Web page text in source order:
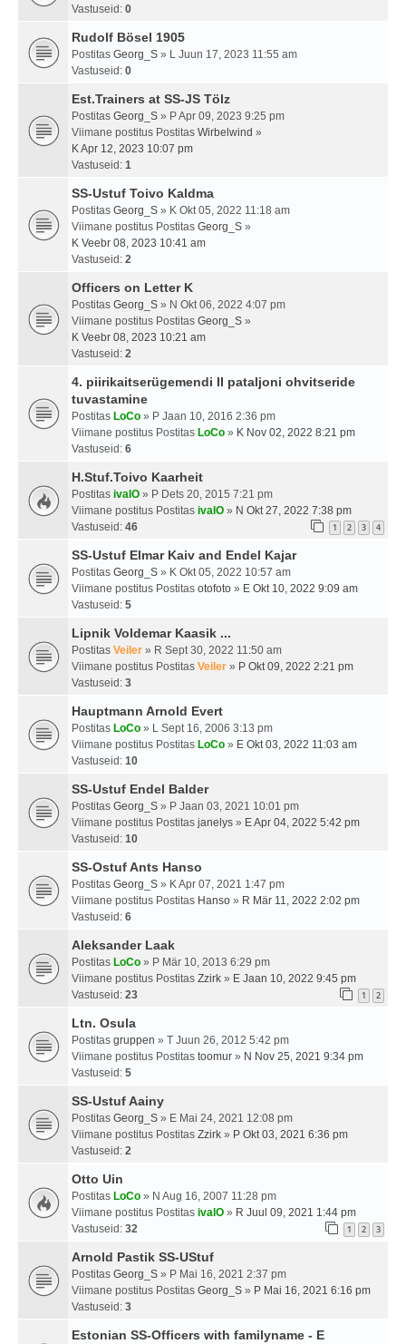
Vastuseid: 0
Rudolf Bösel 1905
Postitas Georg_S » L Juun 17, 2023 11:55 am
Vastuseid: 0
Est.Trainers at SS-JS Tölz
Postitas Georg_S » P Apr 09, 2023 9:25 pm
Viimane postitus Postitas Wirbelwind »
K Apr 12, 2023 10:07 pm
Vastuseid: 1
SS-Ustuf Toivo Kaldma
Postitas Georg_S » K Okt 05, 2022 11:18 am
Viimane postitus Postitas Georg_S »
K Veebr 08, 2023 10:41 am
Vastuseid: 2
Officers on Letter K
Postitas Georg_S » N Okt 06, 2022 4:07 pm
Viimane postitus Postitas Georg_S »
K Veebr 08, 2023 10:21 am
Vastuseid: 2
4. piirikaitserügemendi II pataljoni ohvitseride
tuvastamine
Postitas LoCo » P Jaan 10, 2016 2:36 pm
Viimane postitus Postitas LoCo » K Nov 02, 2022 8:21 pm
Vastuseid: 6
H.Stuf.Toivo Kaarheit
Postitas ivalO » P Dets 20, 2015 7:21 pm
Viimane postitus Postitas ivalO » N Okt 27, 2022 7:38 pm
Vastuseid: 46 1 2 3 4
SS-Ustuf Elmar Kaiv and Endel Kajar
Postitas Georg_S » K Okt 05, 2022 10:57 am
Viimane postitus Postitas otofoto » E Okt 10, 2022 9:09 am
Vastuseid: 5
Lipnik Voldemar Kaasik ...
Postitas Veiler » R Sept 30, 2022 11:50 am
Viimane postitus Postitas Veiler » P Okt 09, 2022 2:21 pm
Vastuseid: 3
Hauptmann Arnold Evert
Postitas LoCo » L Sept 16, 2006 3:13 pm
Viimane postitus Postitas LoCo » E Okt 03, 2022 11:03 am
Vastuseid: 10
SS-Ustuf Endel Balder
Postitas Georg_S » P Jaan 03, 2021 10:01 pm
Viimane postitus Postitas janelys » E Apr 04, 2022 5:42 pm
Vastuseid: 10
SS-Ostuf Ants Hanso
Postitas Georg_S » K Apr 07, 2021 1:47 pm
Viimane postitus Postitas Hanso » R Mär 11, 2022 2:02 pm
Vastuseid: 6
Aleksander Laak
Postitas LoCo » P Mär 10, 2013 6:29 pm
Viimane postitus Postitas Zzirk » E Jaan 10, 2022 9:45 pm
Vastuseid: 23 1 2
Ltn. Osula
Postitas gruppen » T Juun 26, 2012 5:42 pm
Viimane postitus Postitas toomur » N Nov 25, 2021 9:34 pm
Vastuseid: 5
SS-Ustuf Aainy
Postitas Georg_S » E Mai 24, 2021 12:08 pm
Viimane postitus Postitas Zzirk » P Okt 03, 2021 6:36 pm
Vastuseid: 2
Otto Uin
Postitas LoCo » N Aug 16, 2007 11:28 pm
Viimane postitus Postitas ivalO » R Juul 09, 2021 1:44 pm
Vastuseid: 32 1 2 3
Arnold Pastik SS-UStuf
Postitas Georg_S » P Mai 16, 2021 2:37 pm
Viimane postitus Postitas Georg_S » P Mai 16, 2021 6:16 pm
Vastuseid: 3
Estonian SS-Officers with familyname - E